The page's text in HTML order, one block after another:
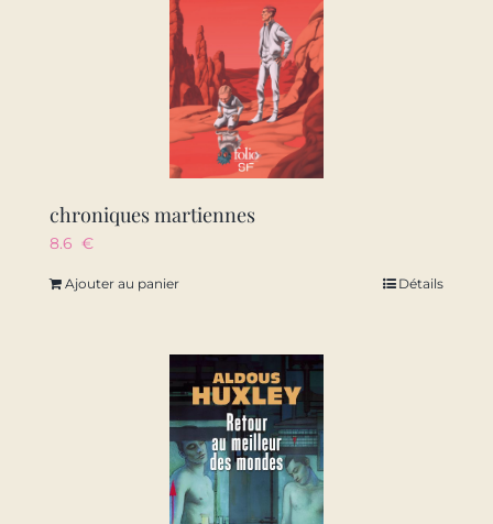
chroniques martiennes
8.6 €
Ajouter au panier Détails